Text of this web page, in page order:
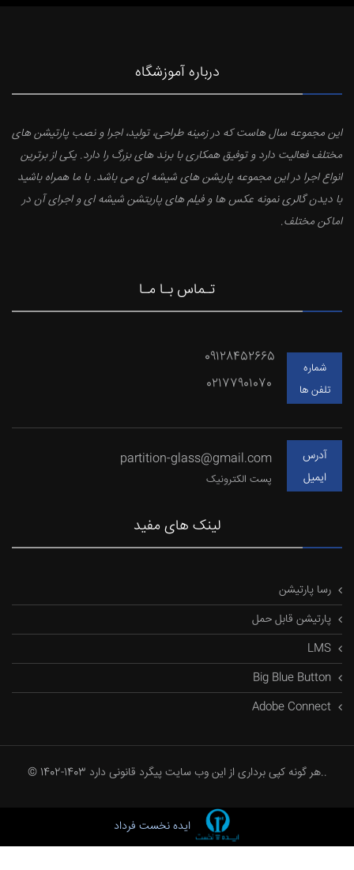
درباره آموزشگاه
این مجموعه سال هاست که در زمینه طراحی، تولید، اجرا و نصب پارتیشن های
مختلف فعالیت دارد و توفیق همکاری با برند های بزرگ را دارد. یکی از برترین
انواع اجرا در این مجموعه پاریشن های شیشه ای می باشد. با ما همراه باشید
با دیدن گالری نمونه عکس ها و فیلم های پاریتشن شیشه ای و اجرای آن در
اماکن مختلف.
تـماس بـا مـا
شماره
تلفن ها
09128452665
آدرس
ایمیل
پست الکترونیک
لینک های مفید
رسا پارتیشن
پارتیشن قابل حمل
LMS
Big Blue Button
Adobe Connect
© 1402-1403 هر گونه کپی برداری از این وب سایت پیگرد قانونی دارد..
ایده نخست فرداد